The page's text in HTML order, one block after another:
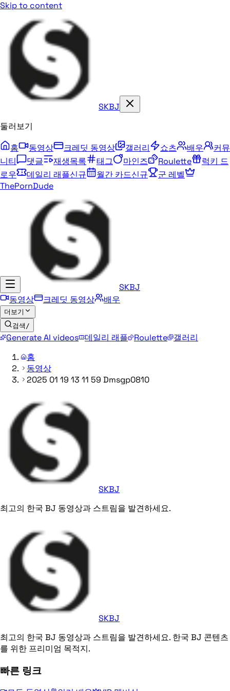
Skip to content
SKBJ
둘러보기
홈
동영상 크레딧 동영상 갤러리 쇼츠 배우
커뮤
니티
댓글 재생목록 태그 마인즈 Roulette
럭키 드
로우
데일리 래플신규 월간 카드신규
군 레벨
ThePornDude
SKBJ
동영상
크레딧 동영상 배우
더보기
검색 /
Generate AI videos 데일리 래플 Roulette
갤러리
홈
동영상
2025 01 19 13 11 59 Dmsgp0810
SKBJ
최고의 한국 BJ 동영상과 스트림을 발견하세요.
SKBJ
최고의 한국 BJ 동영상과 스트림을 발견하세요. 한국 BJ 콘텐츠
를 위한 프리미엄 목적지.
빠른 링크